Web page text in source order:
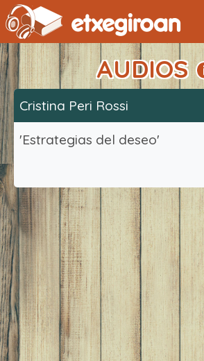
AUDIOS
Cristina Peri Rossi
'Estrategias del deseo'